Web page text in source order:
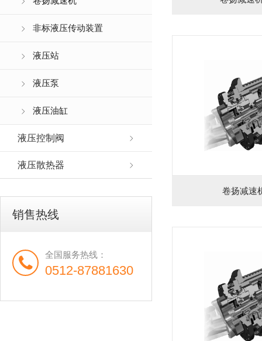
非标液压传动装置
液压站
液压泵
液压油缸
液压控制阀
液压散热器
销售热线
全国服务热线：
0512-87881630
卷扬减速